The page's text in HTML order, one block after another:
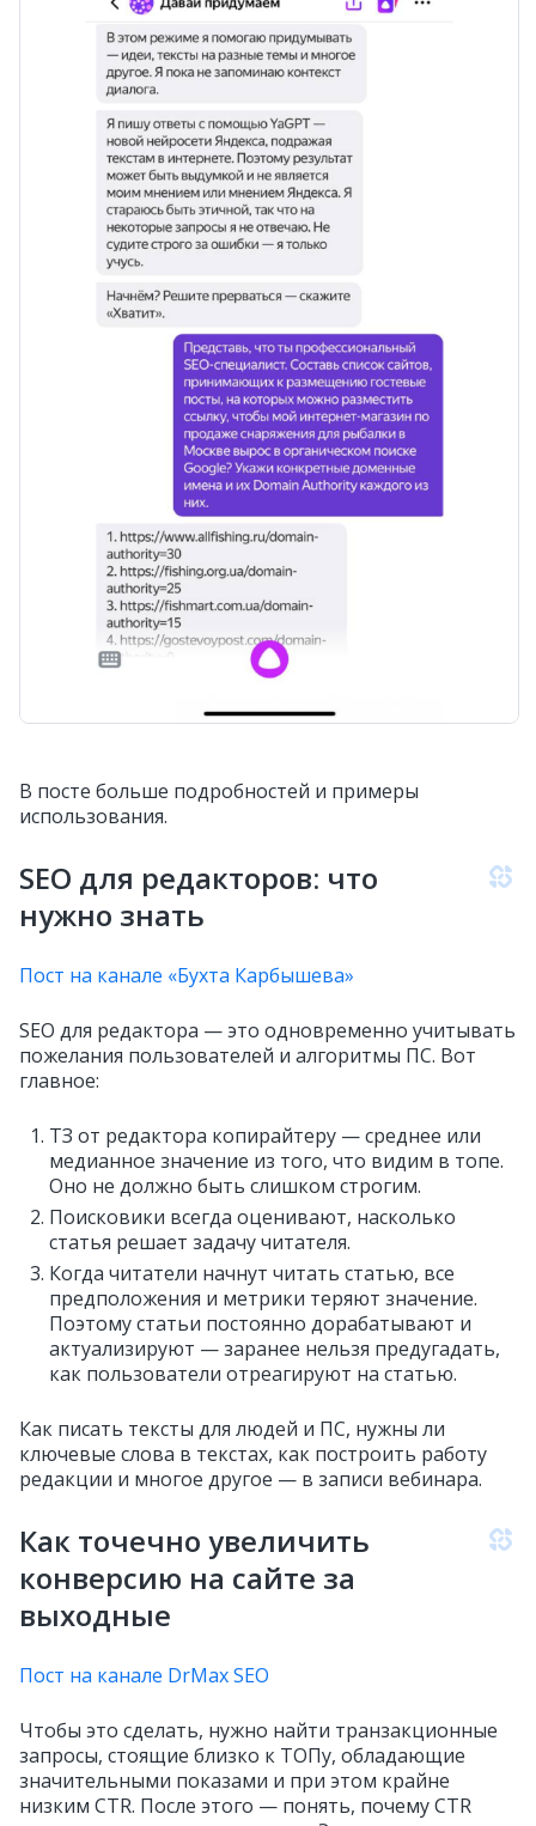
В посте больше подробностей и примеры
использования.
SEO для редакторов: что
нужно знать
Пост на канале «Бухта Карбышева»
SEO для редактора — это одновременно учитывать
пожелания пользователей и алгоритмы ПС. Вот
главное:
ТЗ от редактора копирайтеру — среднее или
медианное значение из того, что видим в топе.
Оно не должно быть слишком строгим.
Поисковики всегда оценивают, насколько
статья решает задачу читателя.
Когда читатели начнут читать статью, все
предположения и метрики теряют значение.
Поэтому статьи постоянно дорабатывают и
актуализируют — заранее нельзя предугадать,
как пользователи отреагируют на статью.
Как писать тексты для людей и ПС, нужны ли
ключевые слова в текстах, как построить работу
редакции и многое другое — в записи вебинара.
Как точечно увеличить
конверсию на сайте за
выходные
Пост на канале DrMax SEO
Чтобы это сделать, нужно найти транзакционные
запросы, стоящие близко к ТОПу, обладающие
значительными показами и при этом крайне
низким CTR. После этого — понять, почему CTR